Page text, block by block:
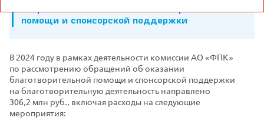
направлено на оказание благотворительной
помощи и спонсорской поддержки
В 2024 году в рамках деятельности комиссии АО «ФПК»
по рассмотрению обращений об оказании
благотворительной помощи и спонсорской поддержки
на благотворительную деятельность направлено
306,2 млн руб., включая расходы на следующие
мероприятия: